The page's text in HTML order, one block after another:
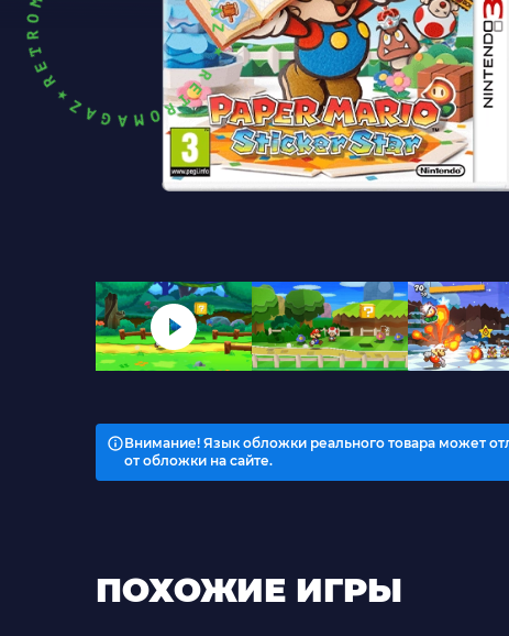
Внимание! Язык обложки реального товара может
от обложки на сайте.
ПОХОЖИЕ ИГРЫ